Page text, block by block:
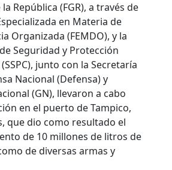
República (FGR), a través de
en Materia de
Organizada (FEMDO), y la
Seguridad y Protección
junto con la Secretaría
Nacional (Defensa) y
(GN), llevaron a cabo
en el puerto de Tampico,
que dio como resultado el
de 10 millones de litros de
de diversas armas y